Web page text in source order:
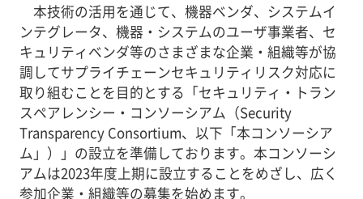
本技術の活用を通じて、機器ベンダ、システムイ
ンテグレータ、機器・システムのユーザ事業者、セ
キュリティベンダ等のさまざまな企業・組織等が協
調してサプライチェーンセキュリティリスク対応に
取り組むことを目的とする「セキュリティ・トラン
スペアレンシー・コンソーシアム（Security
Transparency Consortium、以下「本コンソーシア
ム」）」の設立を準備しております。本コンソーシ
アムは2023年度上期に設立することをめざし、広く
参加企業・組織等の募集を始めます。